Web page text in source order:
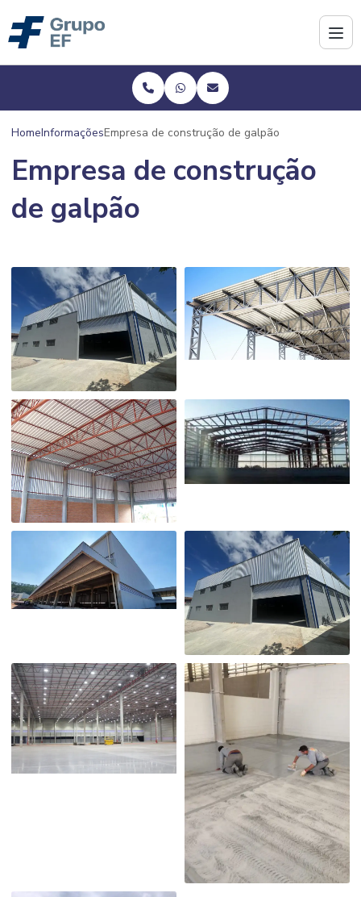
HomeInformaçõesEmpresa de construção de galpão
Empresa de construção
de galpão